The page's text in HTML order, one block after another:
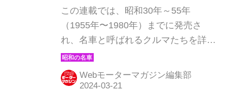
ダイジェスト045】
この連載では、昭和30年～55年
（1955年〜1980年）までに発売さ
れ、名車と呼ばれるクルマたちを詳細
に紹介しよう。その第45回目は、イタ
リアンデザインの「美」を存分に味わ
わせてくれた、いすゞ117クーペ登場
Webモーターマガジン編集部